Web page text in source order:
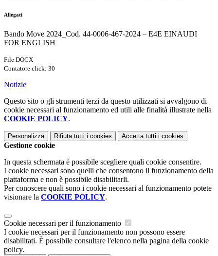
Allegati
Bando Move 2024_Cod. 44-0006-467-2024 – E4E EINAUDI
FOR ENGLISH
File DOCX
Contatore click: 30
Notizie
Questo sito o gli strumenti terzi da questo utilizzati si avvalgono di
cookie necessari al funzionamento ed utili alle finalità illustrate nella
COOKIE POLICY.
Personalizza Rifiuta tutti i cookies Accetta tutti i cookies
Gestione cookie
In questa schermata è possibile scegliere quali cookie consentire.
I cookie necessari sono quelli che consentono il funzionamento della
piattaforma e non è possibile disabilitarli.
Per conoscere quali sono i cookie necessari al funzionamento potete
visionare la COOKIE POLICY.
Cookie necessari per il funzionamento
I cookie necessari per il funzionamento non possono essere
disabilitati. È possibile consultare l'elenco nella pagina della cookie
policy.